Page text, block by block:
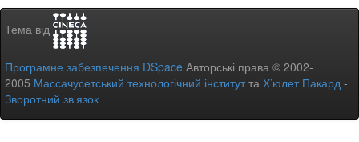
Тема від
Програмне забезпечення DSpace Авторські права © 2002-
2005 Массачусетський технологічний інститутта Х’юлет Пакард -
Зворотний зв’язок